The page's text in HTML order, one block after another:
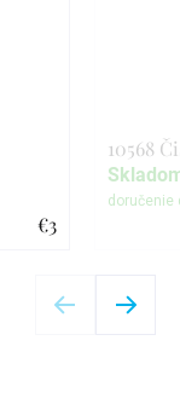
€3
10568